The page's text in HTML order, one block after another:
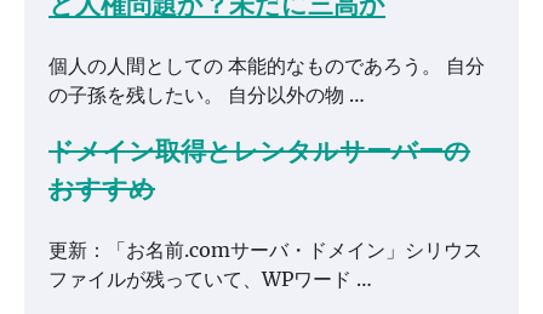
個人の人間としての 本能的なものであろう。 自分
の子孫を残したい。 自分以外の物 …
ドメイン取得とレンタルサーバーの
おすすめ
更新：「お名前.comサーバ・ドメイン」シリウス
ファイルが残っていて、WPワード …